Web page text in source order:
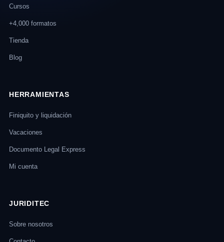
Cursos
+4,000 formatos
Tienda
Blog
HERRAMIENTAS
Finiquito y liquidación
Vacaciones
Documento Legal Express
Mi cuenta
JURIDITEC
Sobre nosotros